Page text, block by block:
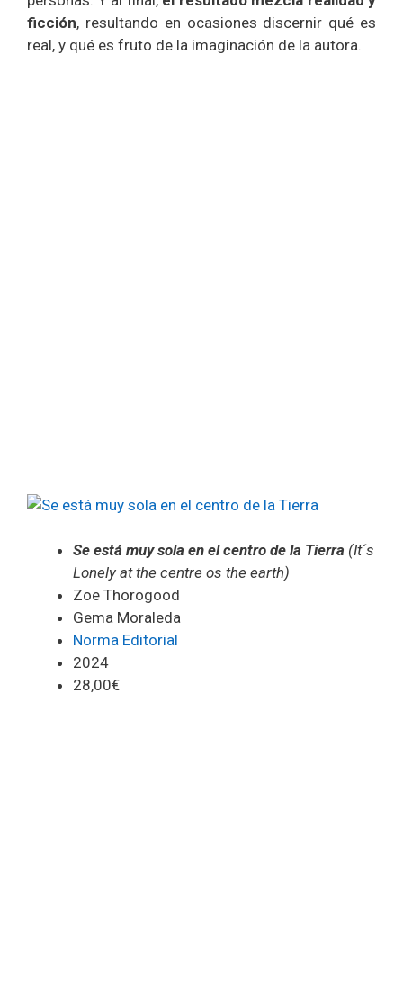
ficción, resultando en ocasiones discernir qué es
real, y qué es fruto de la imaginación de la autora.
Se está muy sola en el centro de la Tierra (It´s
Lonely at the centre os the earth)
Zoe Thorogood
Gema Moraleda
Norma Editorial
2024
28,00€